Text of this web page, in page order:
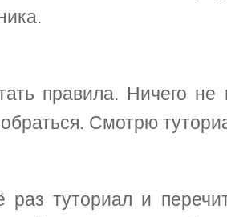
правила. Ничего
Смотрю
туториал и